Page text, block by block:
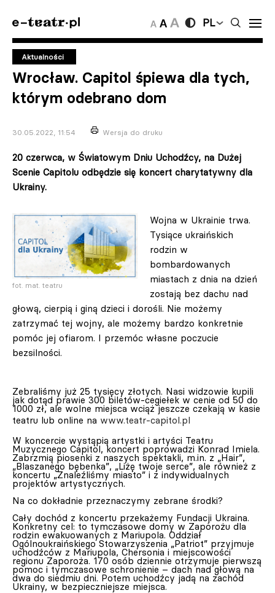
PL
Aktualności
Wrocław. Capitol śpiewa dla tych,
którym odebrano dom
30.05.2022, 11:54 Wersja do druku
20 czerwca, w Światowym Dniu Uchodźcy, na Dużej
Scenie Capitolu odbędzie się koncert charytatywny dla
Ukrainy.
fot. mat. teatru
Wojna w Ukrainie trwa.
Tysiące ukraińskich
rodzin w
bombardowanych
miastach z dnia na dzień
zostają bez dachu nad
głową, cierpią i giną dzieci i dorośli. Nie możemy
zatrzymać tej wojny, ale możemy bardzo konkretnie
pomóc jej ofiarom. I przemóc własne poczucie
bezsilności.
Zebraliśmy już 25 tysięcy złotych. Nasi widzowie kupili
jak dotąd prawie 300 biletów-cegiełek w cenie od 50 do
1000 zł, ale wolne miejsca wciąż jeszcze czekają w kasie
teatru lub online na www.teatr-capitol.pl
W koncercie wystąpią artystki i artyści Teatru
Muzycznego Capitol, koncert poprowadzi Konrad Imiela.
Zabrzmią piosenki z naszych spektakli, m.in. z „Hair”,
„Blaszanego bębenka”, „Liżę twoje serce”, ale również z
koncertu „Znaleźliśmy miasto” i z indywidualnych
projektów artystycznych.
Na co dokładnie przeznaczymy zebrane środki?
Cały dochód z koncertu przekażemy Fundacji Ukraina.
Konkretny cel: to tymczasowe domy w Zaporożu dla
rodzin ewakuowanych z Mariupola. Oddział
Ogólnoukraińskiego Stowarzyszenia „Patriot” przyjmuje
uchodźców z Mariupola, Chersonia i miejscowości
regionu Zaporoża. 170 osób dziennie otrzymuje pierwszą
pomoc i tymczasowe schronienie – dach nad głową na
dwa do siedmiu dni. Potem uchodźcy jadą na zachód
Ukrainy, w bezpieczniejsze miejsca.